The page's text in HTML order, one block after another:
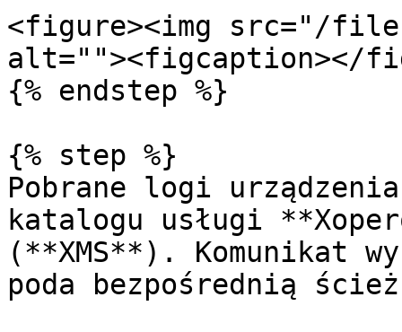
<figure><img src="/files/
alt=""><figcaption></
{% endstep %}
{% step %}
Pobrane logi
katalogu usługi
(**XMS**). Komunikat
poda bezpośrednią